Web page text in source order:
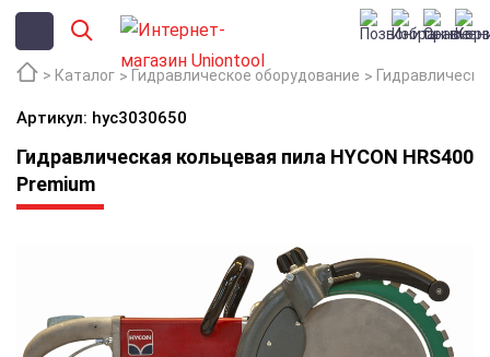
Каталог Гидравлическое оборудование
Артикул: hyc3030650
Гидравлическая кольцевая пила HYCON HRS400
Premium